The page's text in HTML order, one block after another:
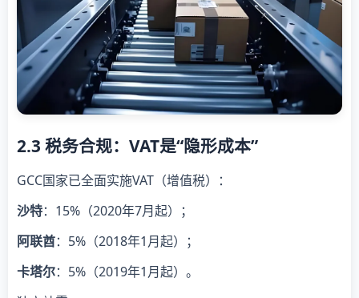
2.3 税务合规：VAT是“隐形成本”
GCC国家已全面实施VAT（增值税）：
沙特：15%（2020年7月起）；
阿联酋：5%（2018年1月起）；
卡塔尔：5%（2019年1月起）。